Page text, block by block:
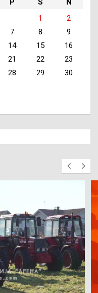
1
2
7 8
9
14 15
16
21 22
23
28 29
30